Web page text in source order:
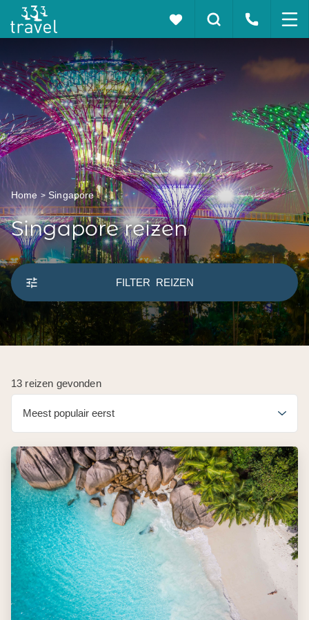
Home Singapore
Singapore reizen
FILTER REIZEN
13 reizen gevonden